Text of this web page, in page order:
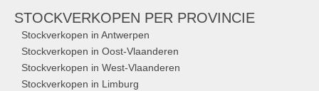
STOCKVERKOPEN PER PROVINCIE
Stockverkopen in Antwerpen
Stockverkopen in Oost-Vlaanderen
Stockverkopen in West-Vlaanderen
Stockverkopen in Limburg